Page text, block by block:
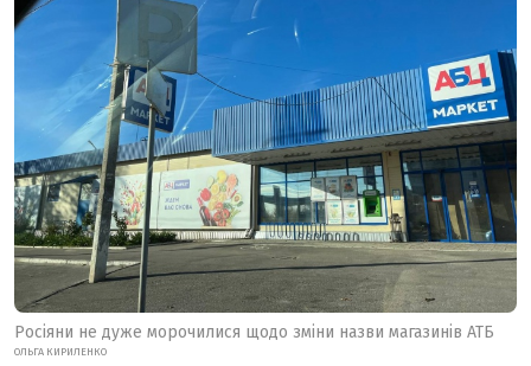
Росіяни не дуже морочилися щодо зміни назви магазинів АТБ
ОЛЬГА КИРИЛЕНКО